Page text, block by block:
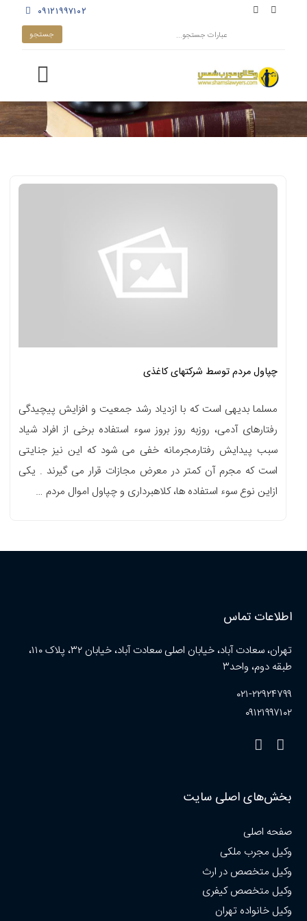
۰۹۱۲۱۹۹۷۱۰۲
چپاول مردم توسط شرکتهای کاغذی
مسلما بدیهی است که با ازدیاد رشد جمعیت و افزایش پیچیدگی
رفتارهای آدمی، روزبه روز بروز سوء استفاده برخی از افراد شیاد
سبب پیدایش رفتارمجرمانه خفی می شود که این نیز جنایتی
است که مجرم آن کمتر در معرض مجازات قرار می گیرند . یکی
ازاین نوع سوء استفاده ها، کلاهبرداری و چپاول اموال مردم …
اطلاعات تماس
تهران، سعادت آباد، خیابان اصلی سعادت آباد، خیابان ۳۲، پلاک ۱۱۰،
طبقه دوم، واحد۳
۰۲۱-۲۲۹۲۴۷۹۹
۰۹۱۲۱۹۹۷۱۰۲
بخش‌های اصلی سایت
صفحه اصلی
وکیل مجرب ملکی
وکیل متخصص در ارث
وکیل متخصص کیفری
وکیل خانواده تهران